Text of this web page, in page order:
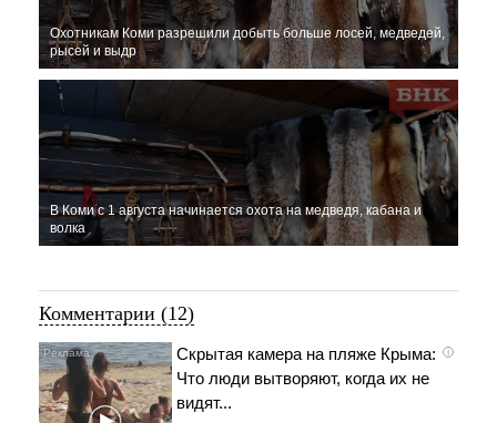
Охотникам Коми разрешили добыть больше лосей, медведей,
рысей и выдр
В Коми с 1 августа начинается охота на медведя, кабана и
волка
Комментарии (12)
i
Скрытая камера на пляже Крыма:
Что люди вытворяют, когда их не
видят...